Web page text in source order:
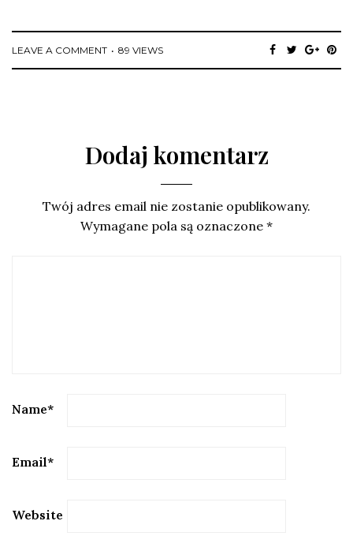
LEAVE A COMMENT 89 VIEWS
Dodaj komentarz
Twój adres email nie zostanie opublikowany.
Wymagane pola są oznaczone *
Name*
Email*
Website